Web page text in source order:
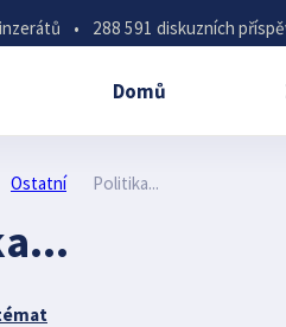
• 288 591 diskuzních
Domů
Ostatní Politika...